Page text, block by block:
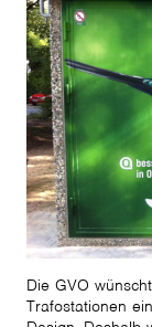
Die GVO
Trafostationen